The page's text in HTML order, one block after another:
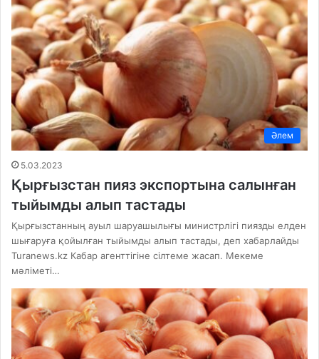
Әлем
5.03.2023
Қырғызстан пияз экспортына салынған
тыйымды алып тастады
Қырғызстанның ауыл шаруашылығы министрлігі пиязды елден
шығаруға қойылған тыйымды алып тастады, деп хабарлайды
Turanews.kz Кабар агенттігіне сілтеме жасап. Мекеме
мәліметі…